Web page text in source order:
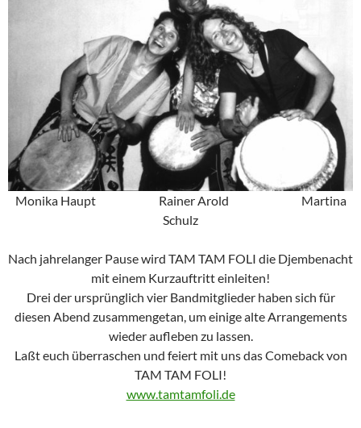
Monika Haupt Rainer Arold Martina
Schulz
Nach jahrelanger Pause wird TAM TAM FOLI die Djembenacht
mit einem Kurzauftritt einleiten!
Drei der ursprünglich vier Bandmitglieder haben sich für
diesen Abend zusammengetan, um einige alte Arrangements
wieder aufleben zu lassen.
Laßt euch überraschen und feiert mit uns das Comeback von
TAM TAM FOLI!
www.tamtamfoli.de